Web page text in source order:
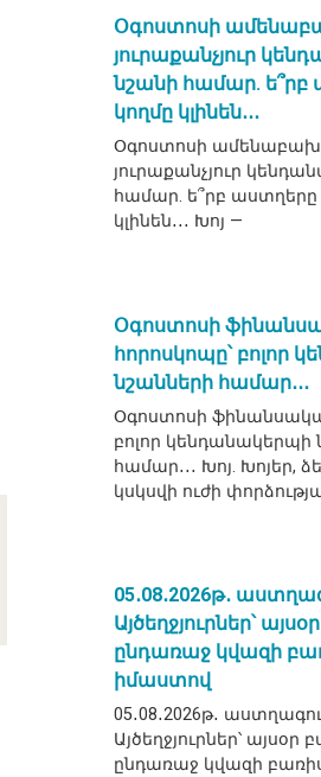
Օգոստոսի
յուրաքանչյուր
նշանի համար. ե՞րբ
կողմը կլինեն․․․
Օգոստոսի
յուրաքանչյուր
համար. ե՞րբ աստղերը
կլինեն․․․ Խոյ —
Օգոստոսի
հորոսկոպը՝ բոլոր
նշանների համար․․․
Օգոստոսի
բոլոր կենդանակերպի
համար․․․ Խոյ. Խոյեր,
կսկսվի ուժի
05․08․2026թ․
Այծեղջյուրներ՝
ընդառաջ կվազի
իմաստով
05․08․2026թ․
Այծեղջյուրներ՝
ընդառաջ կվազի